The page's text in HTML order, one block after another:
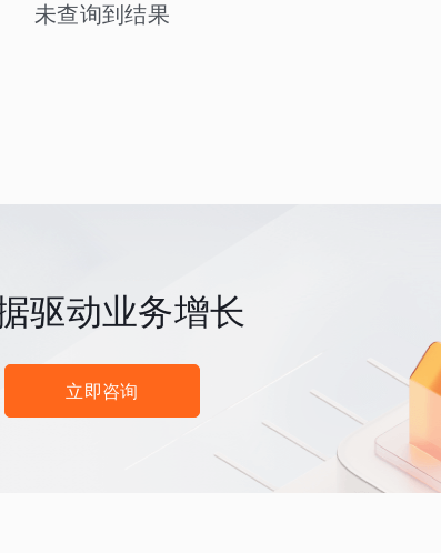
未查询到结果
驱动业务增长
立即咨询